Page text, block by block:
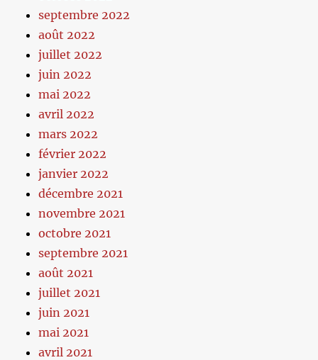
septembre 2022
août 2022
juillet 2022
juin 2022
mai 2022
avril 2022
mars 2022
février 2022
janvier 2022
décembre 2021
novembre 2021
octobre 2021
septembre 2021
août 2021
juillet 2021
juin 2021
mai 2021
avril 2021